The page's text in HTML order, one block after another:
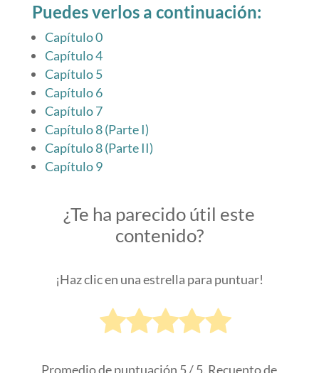
Puedes verlos a continuación:
Capítulo 0
Capítulo 4
Capítulo 5
Capítulo 6
Capítulo 7
Capítulo 8 (Parte I)
Capítulo 8 (Parte II)
Capítulo 9
¿Te ha parecido útil este
contenido?
¡Haz clic en una estrella para puntuar!
Promedio de puntuación 5/ 5. Recuento de